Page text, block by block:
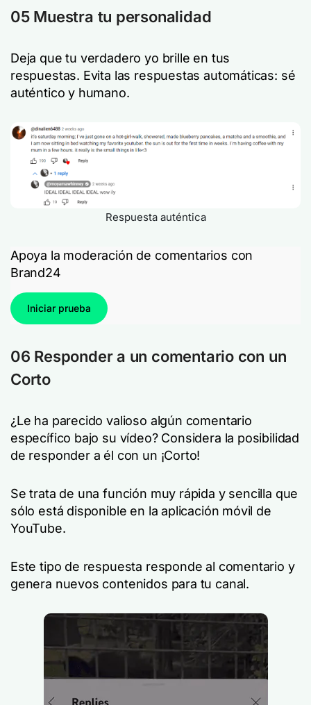
05 Muestra tu personalidad
Deja que tu verdadero yo brille en tus
respuestas. Evita las respuestas automáticas: sé
auténtico y humano.
Respuesta auténtica
Apoya la moderación de comentarios con
Brand24
Iniciar prueba
06 Responder a un comentario con un
Corto
¿Le ha parecido valioso algún comentario
específico bajo su vídeo? Considera la posibilidad
de responder a él con un ¡Corto!
Se trata de una función muy rápida y sencilla que
sólo está disponible en la aplicación móvil de
YouTube.
Este tipo de respuesta responde al comentario y
genera nuevos contenidos para tu canal.